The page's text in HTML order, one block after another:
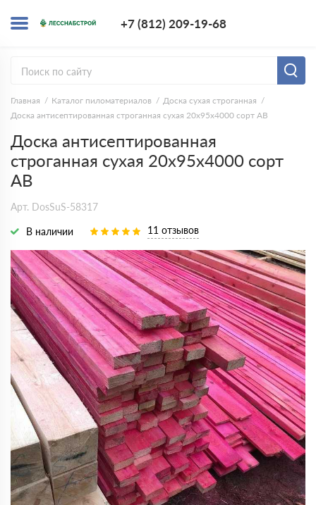
+7 (812) 209-19-68
Главная Каталог пиломатериалов
Доска сухая строганная
Доска антисептированная строганная сухая 20х95х4000 сорт АВ
Доска антисептированная
строганная сухая 20х95х4000 сорт
АВ
Арт. DosSuS-58317
В наличии 11 отзывов